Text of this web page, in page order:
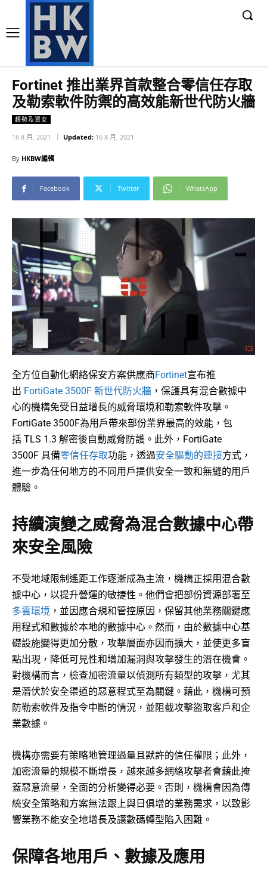
Fortinet 推出業界首款整合零信任存取
及勒索軟件防禦的高效能新世代防火牆
趨勢及資安
16 8 月, 2021 Updated: 16 8 月, 2021
By HKBW編輯
Facebook Twitter WhatsApp
全方位自動化網絡保安方案供應商Fortinet宣布推
出 FortiGate 3500F 新世代防火牆 ，保護具有混合數據中
心的機構免受日益增長的威脅環境和勒索軟件攻擊。
FortiGate 3500F為用戶帶來部份業界最高的效能，包
括 TLS 1.3 解密後自動威脅防護。此外，FortiGate
3500F 具備零信任存取功能，透過安全驅動的連接方式，
進一步為任何地方的不同用戶提供安全一致和無縫的用戶
體驗。
持續演變之威脅為混合數據中心帶
來安全風險
不受地域限制遙距工作逐漸成為主流，機構正採用混合數
據中心，以提升營運的敏捷性。他們會把部份資源部署至
多雲環境 ，並因應合規和管控原因，保留其他業務關鍵應
用程式和數據於本地的數據中心。然而，由於數據中心基
礎設施變得更加分散，攻擊層面亦因而擴大，並使更多盲
點出現，降低可見性和增加漏洞與攻擊發生的潛在機會。
對機構而言，檢查加密流量以偵測所有類型的攻擊，尤其
是潛伏於安全渠道的惡意程式至為關鍵。藉此，機構可預
防勒索軟件及指令中斷的情況，並阻截攻擊盜取客戶和企
業數據。
機構亦需要有策略地管理過量且默許的信任權限；此外，
加密流量的規模不斷增長，越來越多網絡攻擊者會藉此掩
蓋惡意流量，全面的分析變得必要。否則，機構會因為傳
統安全策略和方案無法跟上與日俱增的業務需求，以致影
響業務不能安全地增長及讓數碼轉型陷入困難。
保障各地用戶、數據及應用